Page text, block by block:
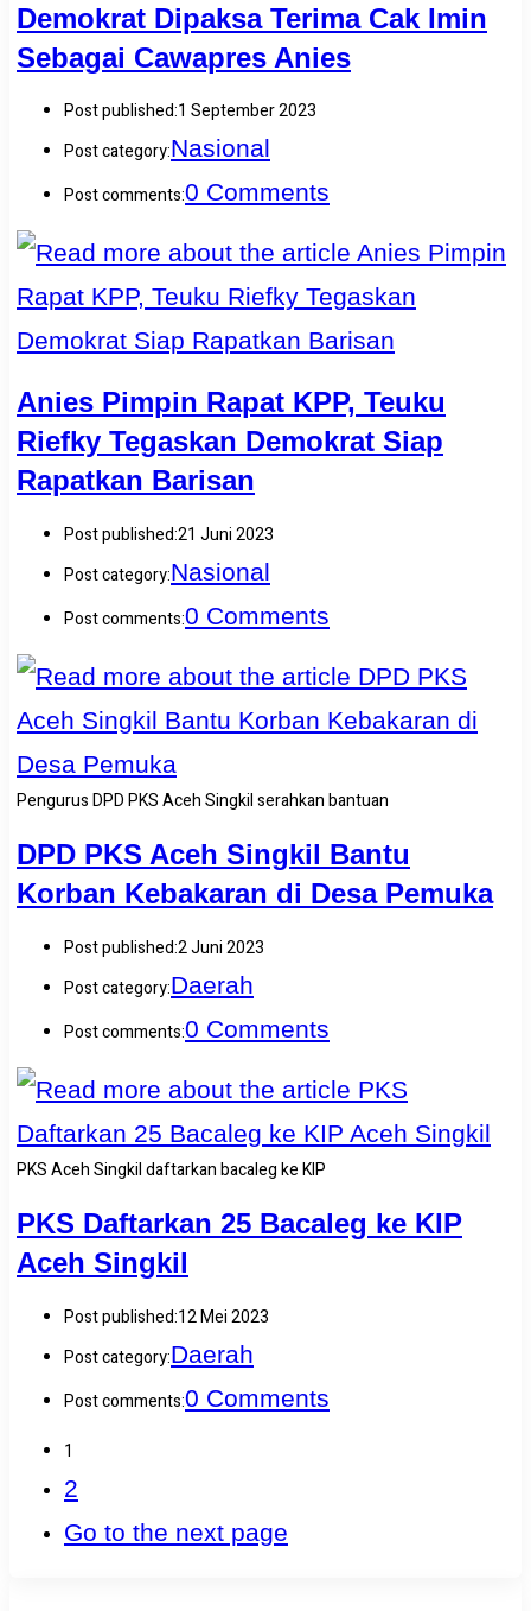
Demokrat Dipaksa Terima Cak Imin
Sebagai Cawapres Anies
Post published:1 September 2023
Post category:Nasional
Post comments:0 Comments
Anies Pimpin Rapat KPP, Teuku
Riefky Tegaskan Demokrat Siap
Rapatkan Barisan
Post published:21 Juni 2023
Post category:Nasional
Post comments:0 Comments
Pengurus DPD PKS Aceh Singkil serahkan bantuan
DPD PKS Aceh Singkil Bantu
Korban Kebakaran di Desa Pemuka
Post published:2 Juni 2023
Post category:Daerah
Post comments:0 Comments
PKS Aceh Singkil daftarkan bacaleg ke KIP
PKS Daftarkan 25 Bacaleg ke KIP
Aceh Singkil
Post published:12 Mei 2023
Post category:Daerah
Post comments:0 Comments
1
2
Go to the next page